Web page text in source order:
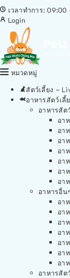
เวลาทำการ:
Login
หมวดหมู่
สัตว์เลี้ยง –
อาหารสัตว์เลี้
อาหารสัต
อา
อา
อา
อา
อา
อา
อา
อาหารอื่น
อา
อา
อา
อา
อา
อา
อา
อาหารสัต